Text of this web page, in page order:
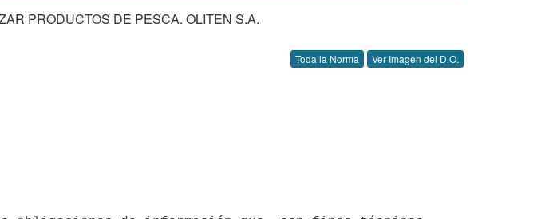
PRODUCTOS DE PESCA. OLITEN S.A.
Toda la Norma Ver Imagen del D.O.